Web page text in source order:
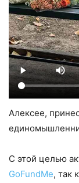
Алексее,
С этой целью
GoFundMe, так